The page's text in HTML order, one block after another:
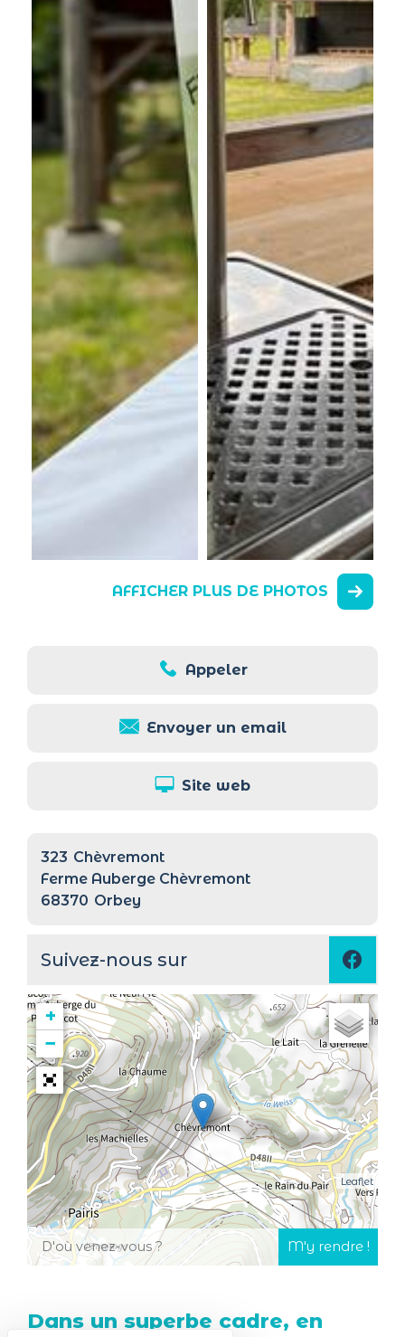
AFFICHER PLUS DE PHOTOS
Appeler
Envoyer un email
Site web
323 Chèvremont
Ferme Auberge Chèvremont
68370 Orbey
Suivez-nous sur
+
−
Leaflet
Dans un superbe cadre, en